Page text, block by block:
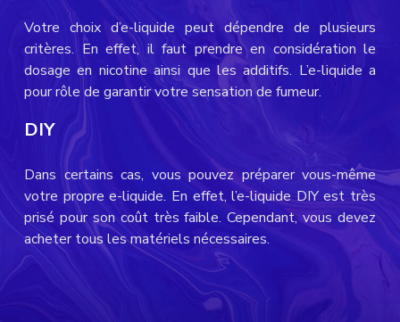
Votre choix d’e-liquide peut dépendre de plusieurs
critères. En effet, il faut prendre en considération le
dosage en nicotine ainsi que les additifs. L’e-liquide a
pour rôle de garantir votre sensation de fumeur.
DIY
Dans certains cas, vous pouvez préparer vous-même
votre propre e-liquide. En effet, l’e-liquide DIY est très
prisé pour son coût très faible. Cependant, vous devez
acheter tous les matériels nécessaires.